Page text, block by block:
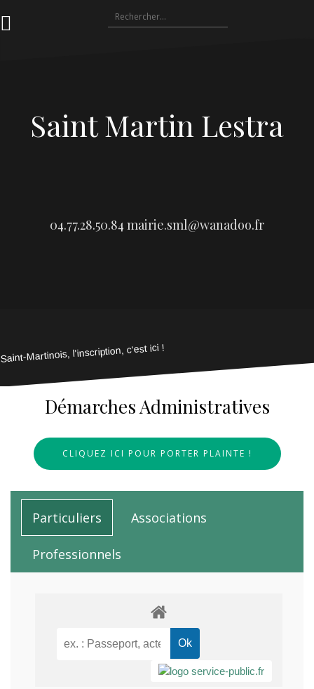
au
Rechercher :
Saint Martin Lestra
04.77.28.50.84 mairie.sml@wanadoo.fr
Saint-Martinois, l'inscription, c'est ici !
Démarches Administratives
CLIQUEZ ICI POUR PORTER PLAINTE !
Particuliers Associations
Professionnels